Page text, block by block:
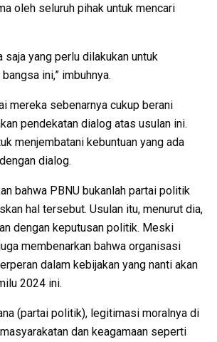
oleh seluruh pihak untuk mencari
saja yang perlu dilakukan untuk
ini,” imbuhnya.
mereka sebenarnya cukup berani
pendekatan dialog atas usulan ini.
menjembatani kebuntuan yang ada
dialog.
bahwa PBNU bukanlah partai politik
hal tersebut. Usulan itu, menurut dia,
dengan keputusan politik. Meski
membenarkan bahwa organisasi
dalam kebijakan yang nanti akan
2024 ini.
(partai politik), legitimasi moralnya di
dan keagamaan seperti